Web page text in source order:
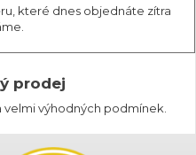
které dnes objednáte zítra
prodej
výhodných podmínek.